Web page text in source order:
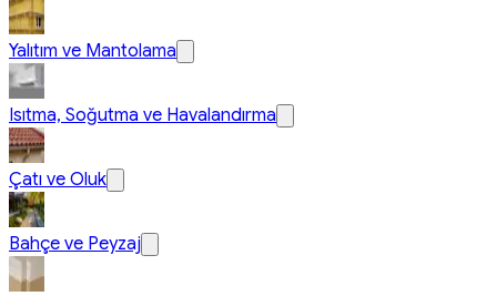
Yalıtım ve Mantolama
Isıtma, Soğutma ve Havalandırma
Çatı ve Oluk
Bahçe ve Peyzaj